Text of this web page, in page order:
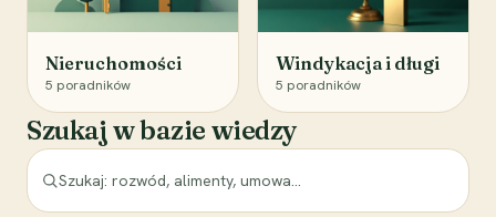
Nieruchomości
5 poradników
Windykacja i długi
5 poradników
Szukaj w bazie wiedzy